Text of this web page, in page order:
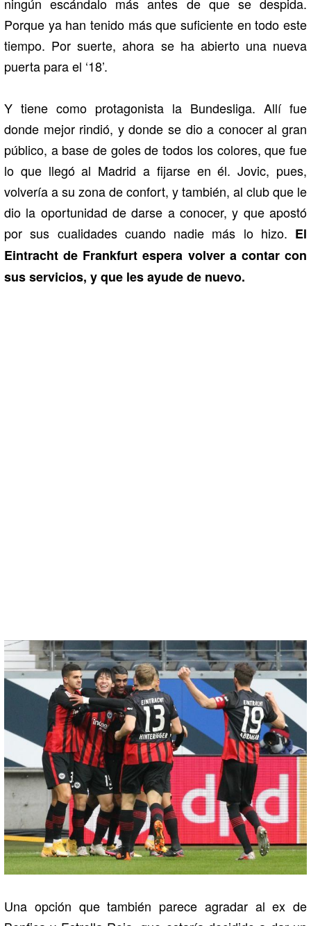
Porque ya han tenido más que suficiente en todo este
tiempo. Por suerte, ahora se ha abierto una nueva
puerta para el ‘18’.
Y tiene como protagonista la Bundesliga. Allí fue
donde mejor rindió, y donde se dio a conocer al gran
público, a base de goles de todos los colores, que fue
lo que llegó al Madrid a fijarse en él. Jovic, pues,
volvería a su zona de confort, y también, al club que le
dio la oportunidad de darse a conocer, y que apostó
por sus cualidades cuando nadie más lo hizo. El
Eintracht de Frankfurt espera volver a contar con
sus servicios, y que les ayude de nuevo.
Una opción que también parece agradar al ex de